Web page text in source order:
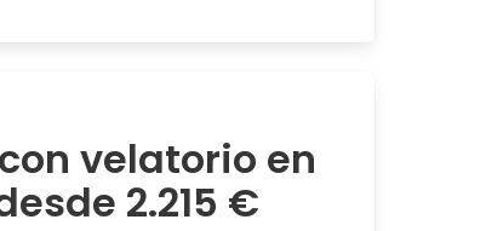
velatorio en
2.215 €